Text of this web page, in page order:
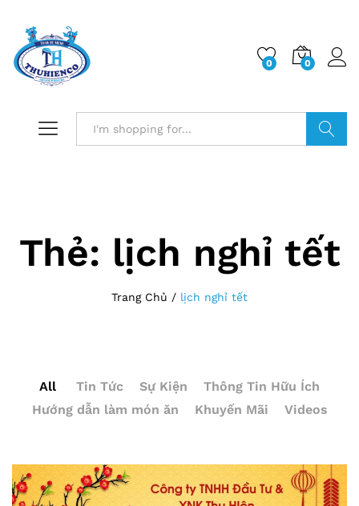
0 0
Thẻ: lịch nghỉ tết
Trang Chủ / lịch nghỉ tết
All Tin Tức Sự Kiện
Thông Tin Hữu Ích
Hướng dẫn làm món ăn
Khuyến Mãi Videos